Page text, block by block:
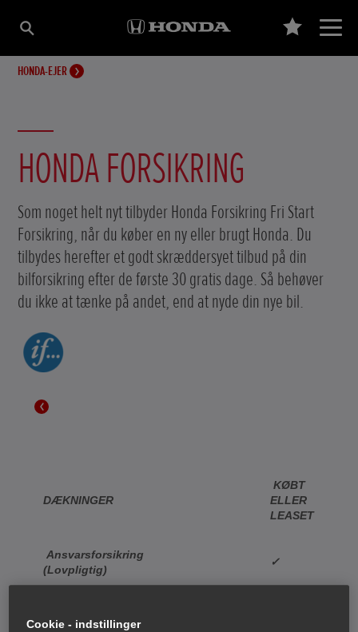
HONDA-EJER
HONDA FORSIKRING
Som noget helt nyt tilbyder Honda Forsikring Fri Start
Forsikring, når du køber en ny eller brugt Honda. Du
tilbydes herefter et godt skræddersyet tilbud på din
bilforsikring efter de første 30 gratis dage. Så behøver
du ikke at tænke på andet, end at nyde din nye bil.
DÆKNINGER
KØBT
ELLER
LEASET
Ansvarsforsikring
(Lovpligtig)
✓
Cookie - indstillinger